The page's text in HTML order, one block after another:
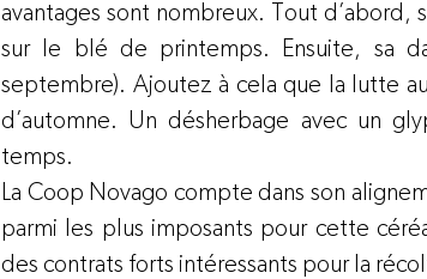
avantages sont nombreux. Tout
sur le blé de printemps. Ensuite, sa
septembre). Ajoutez à cela que la lutte
d’automne. Un désherbage avec un
temps.
La Coop Novago compte dans son
parmi les plus imposants pour cette
des contrats forts intéressants pour la